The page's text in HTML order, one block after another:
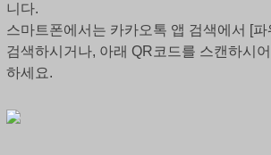
니다.
스마트폰에서는 카카오톡 앱 검색에서 [
검색하시거나, 아래 QR코드를 스캔하시
하세요.